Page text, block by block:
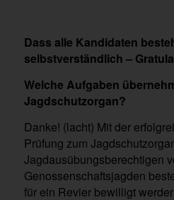
Dass alle Kandidaten
selbstverständlich –
Welche Aufgaben
Jagdschutzorgan?
Danke! (lacht) Mit der
Prüfung zum
Jagdausübungsberechtigen
Genossenschaftsjagden
für ein Revier bewilligt